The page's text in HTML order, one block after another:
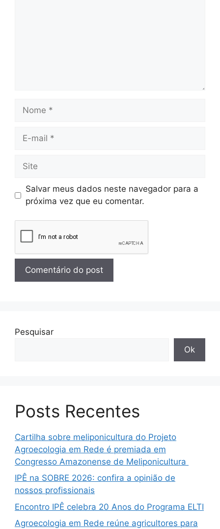
Salvar meus dados neste navegador para a
próxima vez que eu comentar.
Pesquisar
Ok
Posts Recentes
Cartilha sobre meliponicultura do Projeto
Agroecologia em Rede é premiada em
Congresso Amazonense de Meliponicultura
IPÊ na SOBRE 2026: confira a opinião de
nossos profissionais
Encontro IPÊ celebra 20 Anos do Programa ELTI
Agroecologia em Rede reúne agricultores para